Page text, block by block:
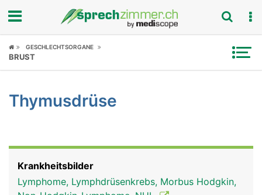
Fokus
Symptome
News
Ratgeber
GESCHLECHTSORGANE
BRUST
Thymusdrüse
Krankheitsbilder
Lymphome, Lymphdrüsenkrebs, Morbus Hodgkin,